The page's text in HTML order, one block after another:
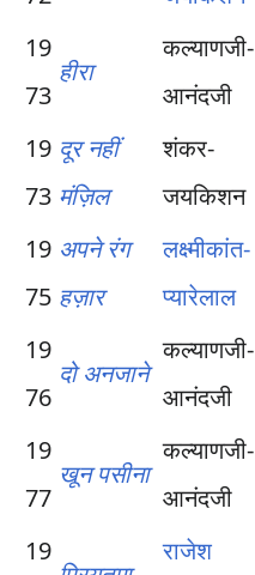
19
73
हीरा
कल्याणजी-
आनंदजी
19
73
दूर नहीं
मंज़िल
शंकर-
जयकिशन
19
75
अपने रंग
हज़ार
लक्ष्मीकांत-
प्यारेलाल
19
76
दो अनजाने
कल्याणजी-
आनंदजी
19
77
खून पसीना
कल्याणजी-
आनंदजी
19
राजेश